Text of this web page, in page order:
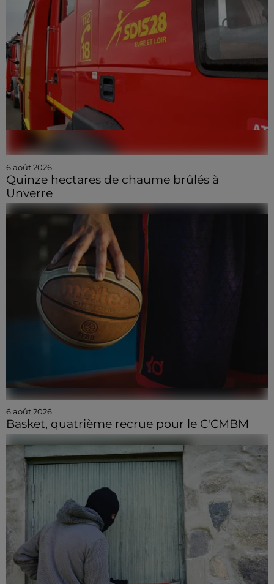
6 août 2026
Quinze hectares de chaume brûlés à
Unverre
6 août 2026
Basket, quatrième recrue pour le C'CMBM